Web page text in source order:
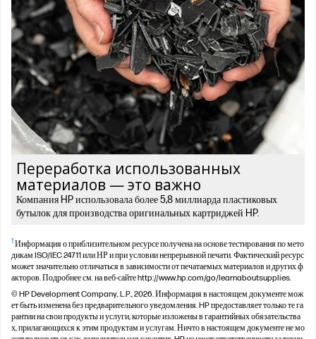
Переработка использованных
материалов — это важно
Компания HP использовала более 5,8 миллиарда пластиковых
бутылок для производства оригинальных картриджей HP.
1Информация о приблизительном ресурсе получена на основе тестирования по мето
дикам ISO/IEC 24711 или НР и при условии непрерывной печати. Фактический ресурс
может значительно отличаться в зависимости от печатаемых материалов и других ф
акторов. Подробнее см. на веб-сайте http://www.hp.com/go/learnaboutsupplies.
© HP Development Company, L.P., 2026. Информация в настоящем документе мож
ет быть изменена без предварительного уведомления. HP предоставляет только те га
рантии на свои продукты и услуги, которые изложены в гарантийных обязательства
х, прилагающихся к этим продуктам и услугам. Ничто в настоящем документе не мо